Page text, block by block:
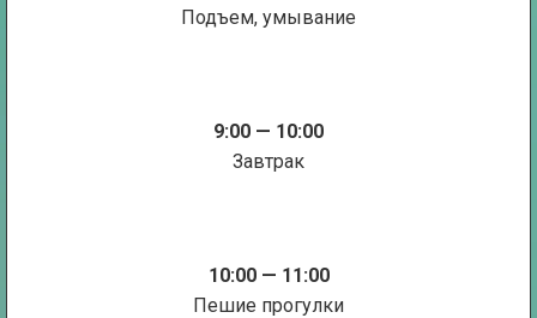
Подъем, умывание
9:00 — 10:00
Завтрак
10:00 — 11:00
Пешие прогулки